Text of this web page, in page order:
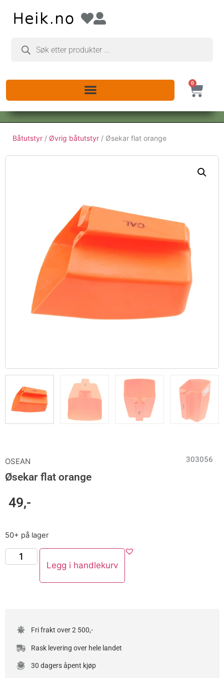
0
Båtutstyr / Øvrig båtutstyr / Øsekar flat orange
OSEAN 303056
Øsekar flat orange
49,-
50+ på lager
Legg i handlekurv
Fri frakt over 2 500,-
Rask levering over hele landet
30 dagers åpent kjøp